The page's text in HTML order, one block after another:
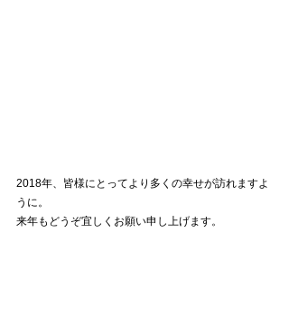
2018年、皆様にとってより多くの幸せが訪れますよ
うに。
来年もどうぞ宜しくお願い申し上げます。